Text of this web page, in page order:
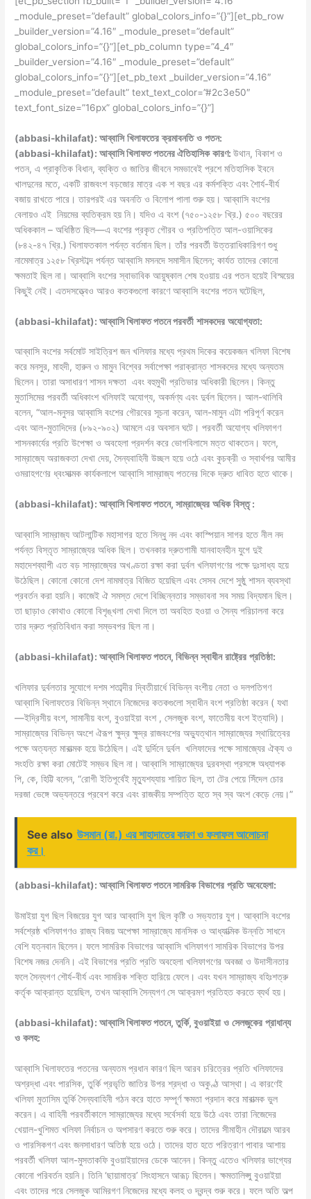
e
b
o
o
k
l
s
A
p
p
e
dI
n
di
t
y
Li
n
k
s
e
n
g
er
p
e
a
ar
e
_module_preset=”default” global_colors_info=”{}”][et_pb_row
_builder_version=”4.16″ _module_preset=”default”
global_colors_info=”{}”][et_pb_column type=”4_4″
_builder_version=”4.16″ _module_preset=”default”
global_colors_info=”{}”][et_pb_text _builder_version=”4.16″
_module_preset=”default” text_text_color=”#2c3e50″
text_font_size=”16px” global_colors_info=”{}”]
(abbasi-khilafat): আব্বাসি খিলাফতের ক্রমাবনতি ও পতন:
(abbasi-khilafat): আব্বাসি খিলাফত পতনের ঐতিহাসিক কারণ:উথান, বিকাশ ও
পতন, এ প্রাকৃতিক বিধান, ব্যক্তি ও জাতির জীবনে সমভাবেই প্রশে মতিহাসিক ইবনে
খালদুনের মতে, একটি রাজবংশ বড়জোর মাত্র এক শ বছর এর কর্মশক্তি এবং শৈার্য-বীর্য
বজায় রাখতে পারে। তারপরই এর অবনতি ও বিলোপ পালা শুরু হয়। আব্বাসি বংশের
বেলায়ও এই নিয়মের ব্যতিক্রম হয় নি। যদিও এ বংশ (৭৫০-১২৫৮ খ্রি.) ৫০০ বছরের
অধিককাল – অধিষ্ঠিত ছিল—এ বংশের প্রকৃত গৌরব ও প্রতিপত্তি আল-ওয়াসিকের
(৮৪২-৪৭ খ্রি.) খিলাফতকাল পর্যন্ত বর্তমান ছিল। তাঁর পরবর্তী উত্তরাধিকারিগণ শুধু
নামেমাত্র ১২৫৮ খ্রিস্টাব্দ পর্যন্ত আব্বাসি মসনদে সমাসীন ছিলেন; কার্যত তাদের কোনো
ক্ষমতাই ছিল না। আব্বাসি বংশের স্বাভাবিক আয়ুষ্কাল শেষ হওয়ায় এর পতন হয়েই বিস্ময়ের
কিছুই নেই। এতদসত্ত্বেও আরও কতকগুলো কারণে আব্বাসি বংশের পতন ঘটেছিল,
(abbasi-khilafat): আব্বাসি খিলাফত পতনে পরবর্তী শাসকদের অযোগ্যতা:
আব্বাসি বংশের সর্বমোট সাইত্রিশ জন খলিফার মধ্যে প্রথম দিকের কয়েকজন খলিফা বিশেষ
করে মনসুর, মাহদী, হারুন ও মামুন বিশ্বের সর্বাপেক্ষা পরাক্রান্ত শাসকদের মধ্যে অন্যতম
ছিলেন। তারা অসাধারণ শাসন দক্ষতা এবং বহুমুখী প্রতিভার অধিকারী ছিলেন। কিন্তু
মুতাসিমের পরবর্তী অধিকাংশ খলিফাই অযোগ্য, অকর্মণ্য এবং দুর্বল ছিলেন। আল-থালিবি
বলেন, “আল-মনুসর আব্বাসি বংশের গৌরবের সূচনা করেন, আল-মামুন এটা পরিপূর্ণ করেন
এবং আল-মুতাদিদের (৮৯২-৯০২) আমলে এর অবসান ঘটে। পরবর্তী অযোগ্য খলিফাগণ
শাসনকার্যের প্রতি উপেক্ষা ও অবহেলা প্রদর্শন করে ভোগবিলাসে মত্ত থাকতেন। ফলে,
সাম্রাজ্যে অরাজকতা দেখা দেয়, সৈন্যবাহিনী উচ্ছল হয়ে ওঠে এবং কুচক্রী ও স্বার্থপর আমীর
ওমরাহগণের ধ্বংসাত্মক কার্যকলাপে আব্বাসি সাম্রাজ্য পতনের দিকে দ্রুত ধাবিত হতে থাকে।
(abbasi-khilafat): আব্বাসি খিলাফত পতনে, সাম্রাজ্যের অধিক বিস্তৃ:
আব্বাসি সাম্রাজ্য আটলান্টিক মহাসাগর হতে সিন্ধু নদ এবং কাস্পিয়ান সাগর হতে নীল নদ
পর্যন্ত বিস্তৃত সাম্রাজ্যের অধিক ছিল। তখনকার দ্রুতগামী যানবাহনহীন যুগে দুই
মহাদেশব্যাপী এত বড় সাম্রাজ্যের অখণ্ডতা রক্ষা করা দুর্বল খলিফাগণের পক্ষে দুঃসাধ্য হয়ে
উঠেছিল। কোনো কোনো দেশ নামমাত্র বিজিত হয়েছিল এবং সেসব দেশে সুষ্ঠু শাসন ব্যবস্থা
প্রবর্তন করা হয়নি। কাজেই ঐ সমস্ত দেশে বিচ্ছিন্নতার সম্ভাবনা সব সময় বিদ্যমান ছিল।
তা ছাড়াও কোথাও কোনো বিশৃঙ্খলা দেখা দিলে তা অবহিত হওয়া ও সৈন্য পরিচালনা করে
তার দ্রুত প্রতিবিধান করা সম্ভবপর ছিল না।
(abbasi-khilafat): আব্বাসি খিলাফত পতনে, বিভিন্ন স্বাধীন রাষ্ট্রের প্রতিষ্ঠা:
খলিফার দুর্বলতার সুযোগে দশম শতাব্দীর দ্বিতীয়ার্ধে বিভিন্ন বংশীয় নেতা ও দলপতিগণ
আব্বাসি খিলাফতের বিভিন্ন স্থানে নিজেদের কতকগুলো স্বাধীন বংশ প্রতিষ্ঠা করেন ( যথা
—ইদ্রিসীয় বংশ, সামানীয় বংশ, বুওয়াইয়া বংশ , সেলজুক বংশ, ফাতেমীয় বংশ ইত্যাদি)।
সাম্রাজ্যের বিভিন্ন অংশে ঐরূপ ক্ষুদ্র ক্ষুদ্র রাজবংশের অভ্যুত্থান সাম্রাজ্যের স্থায়িত্বের
পক্ষে অত্যন্ত মারাত্মক হয়ে উঠেছিল। এই দুর্দিনে দুর্বল খলিফাদের পক্ষে সামাজ্যের ঐক্য ও
সংহতি রক্ষা করা মোটেই সম্ভব ছিল না। আব্বাসি সাম্রাজ্যের দুরবস্থা প্রসঙ্গে অধ্যাপক
পি, কে, হিট্টি বলেন, “রোগী ইতিপূর্বেই মৃত্যুশয্যায় শায়িত ছিল, তা টের পেয়ে সিঁদেল চোর
দরজা ভেঙ্গে অভ্যন্তরে প্রবেশ করে এবং রাজকীয় সম্পত্তি হতে স্ব স্ব অংশ কেড়ে নেয়।”
See also উসমান (রা.) এর শাহাদাতের কারণ ও ফলাফল আলােচনা
কর।
(abbasi-khilafat): আব্বাসি খিলাফত পতনে সামরিক বিভাগের প্রতি অবেহেলা:
উমাইয়া যুগ ছিল বিজয়ের যুগ আর আব্বাসি যুগ ছিল কৃষ্টি ও সভ্যতার যুগ। আব্বাসি বংশের
সর্বশ্রেষ্ঠ খলিফাগণও রাজ্য বিজয় অপেক্ষা সাম্রাজ্যে মানসিক ও আধ্যাত্মিক উন্নতি সাধনে
বেশি যত্নবান ছিলেন। ফলে সামরিক বিভাগের আব্বাসি খলিফাগণ সামরিক বিভাগের উপর
বিশেষ নজর দেননি। এই বিভাগের প্রতি প্রতি অবহেলা খলিফাগণের অবজ্ঞা ও উদাসীনতার
ফলে সৈন্যগণ শৌর্য-বীর্য এবং সামরিক শক্তি হারিয়ে ফেলে। এবং যখন সাম্রাজ্য বহিঃশত্রু
কর্তৃক আক্রান্ত হয়েছিল, তখন আব্বাসি সৈন্যগণ সে আক্রমণ প্রতিহত করতে ব্যর্থ হয়।
(abbasi-khilafat): আব্বাসি খিলাফত পতনে, তুর্কি,বুওয়াইয়া ও সেলজুকের প্রাধান্য
ও কলহ:
আব্বাসি খিলাফতের পতনের অন্যতম প্রধান কারণ ছিল আরব চরিত্রের প্রতি খলিফাদের
অশ্রদ্ধা এবং পারসিক, তুর্কি প্রভৃতি জাতির উপর শ্রদ্ধা ও অকুণ্ঠ আস্থা। এ কারণেই
খলিফা মুতাসিম তুর্কি সৈন্যবাহিনী গঠন করে হাতে সম্পূর্ণ ক্ষমতা প্রদান করে মারাত্মক ভুল
করেন। এ বাহিনী পরবর্তীকালে সাম্রাজ্যের মধ্যে সর্বেসর্বা হয়ে উঠে এবং তারা নিজেদের
খেয়াল-খুশিমত খলিফা নির্বাচন ও অপসারণ করতে শুরু করে। তাদের সীমাহীন দৌরাত্মে আরব
ও পারসিকগণ এবং জনসাধারণ অতিষ্ঠ হয়ে ওঠে। তাদের হাত হতে পরিত্রাণ পাবার আশায়
পরবর্তী খলিফা আল-মুসতাকফি বুওয়াইয়াদের ডেকে আনেন। কিন্তু এতেও খলিফার ভাগ্যের
কোনো পরিবর্তন হয়নি। তিনি ‘ছায়ামাত্র’ সিংহাসনে আরূঢ় ছিলেন। ক্ষমতালিপ্সু বুওয়াইয়া
এবং তাদের পরে সেলজুক আমিরগণ নিজেদের মধ্যে কলহ ও দ্বন্দ্ব শুরু করে। ফলে অতি অল্প